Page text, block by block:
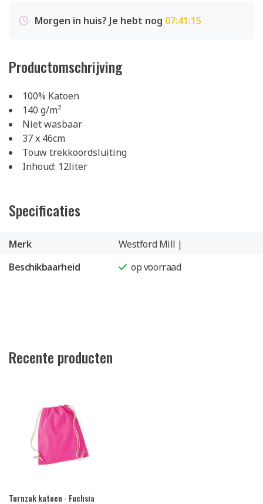
Morgen in huis? Je hebt nog 07:41:14
Productomschrijving
100% Katoen
140 g/m²
Niet wasbaar
37 x 46cm
Touw trekkoordsluiting
Inhoud: 12liter
Specificaties
Merk
Westford Mill |
Beschikbaarheid
op voorraad
Recente producten
Turnzak katoen - Fuchsia